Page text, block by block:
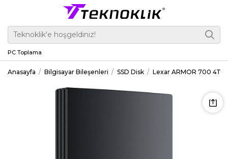
PC Toplama
Anasayfa Bilgisayar Bileşenleri SSD Disk Lexar ARMOR 700 4TB